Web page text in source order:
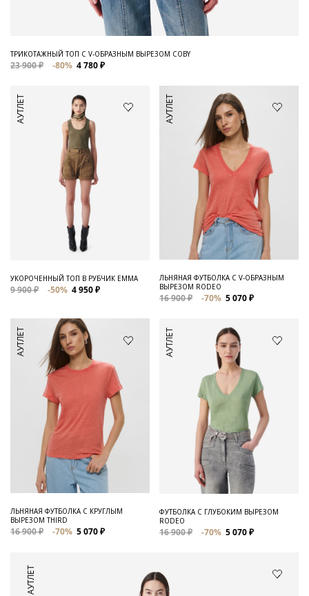
ТРИКОТАЖНЫЙ ТОП С V-ОБРАЗНЫМ ВЫРЕЗОМ COBY
23 900 ₽ -80% 4 780 ₽
АУТЛЕТ
УКОРОЧЕННЫЙ ТОП В РУБЧИК EMMA
9 900 ₽ -50% 4 950 ₽
АУТЛЕТ
ЛЬНЯНАЯ ФУТБОЛКА С V-ОБРАЗНЫМ
ВЫРЕЗОМ RODEO
16 900 ₽ -70% 5 070 ₽
АУТЛЕТ
ЛЬНЯНАЯ ФУТБОЛКА С КРУГЛЫМ
ВЫРЕЗОМ THIRD
16 900 ₽ -70% 5 070 ₽
АУТЛЕТ
ФУТБОЛКА С ГЛУБОКИМ ВЫРЕЗОМ
RODEO
16 900 ₽ -70% 5 070 ₽
АУТЛЕТ